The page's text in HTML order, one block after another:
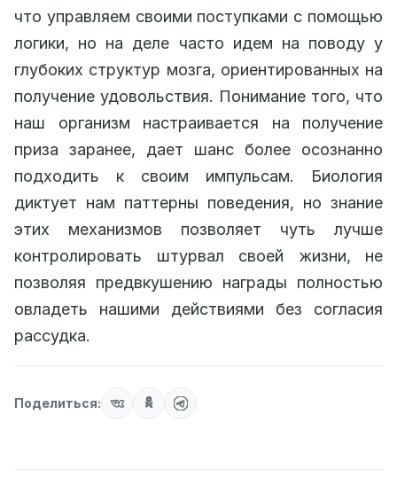
что управляем своими поступками с помощью
логики, но на деле часто идем на поводу у
глубоких структур мозга, ориентированных на
получение удовольствия. Понимание того, что
наш организм настраивается на получение
приза заранее, дает шанс более осознанно
подходить к своим импульсам. Биология
диктует нам паттерны поведения, но знание
этих механизмов позволяет чуть лучше
контролировать штурвал своей жизни, не
позволяя предвкушению награды полностью
овладеть нашими действиями без согласия
рассудка.
Поделиться: